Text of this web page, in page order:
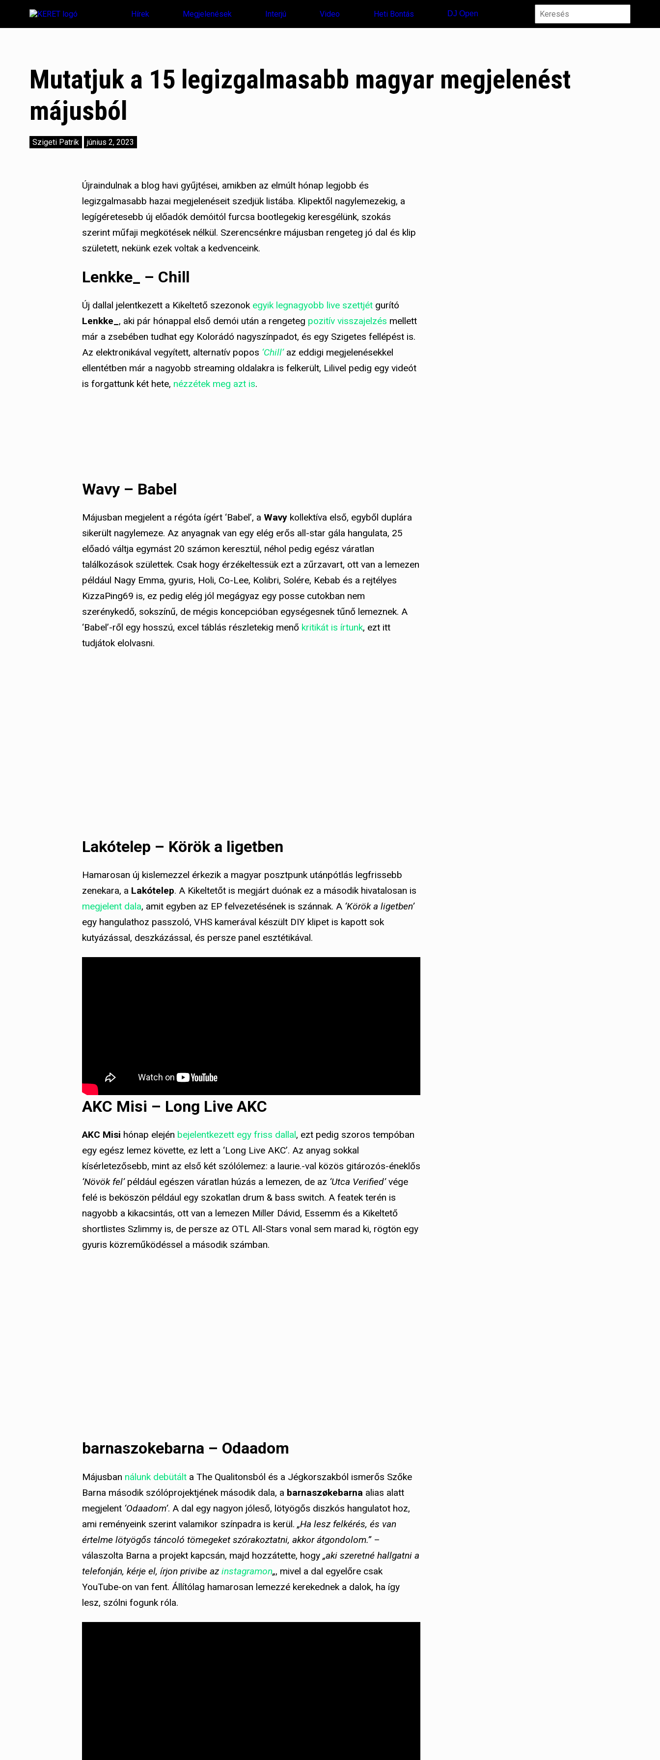
Hírek Megjelenések Interjú Video Heti Bontás DJ Open
Mutatjuk a 15 legizgalmasabb magyar megjelenést
májusból
Szigeti Patrik június 2, 2023
Újraindulnak a blog havi gyűjtései, amikben az elmúlt hónap legjobb és
legizgalmasabb hazai megjelenéseit szedjük listába. Klipektől nagylemezekig, a
legígéretesebb új előadók demóitól furcsa bootlegekig keresgélünk, szokás
szerint műfaji megkötések nélkül. Szerencsénkre májusban rengeteg jó dal és klip
született, nekünk ezek voltak a kedvenceink.
Lenkke_ – Chill
Új dallal jelentkezett a Kikeltető szezonok egyik legnagyobb live szettjét gurító
Lenkke_ , aki pár hónappal első demói után a rengeteg pozitív visszajelzés mellett
már a zsebében tudhat egy Kolorádó nagyszínpadot, és egy Szigetes fellépést is.
Az elektronikával vegyített, alternatív popos ‘Chill’az eddigi megjelenésekkel
ellentétben már a nagyobb streaming oldalakra is felkerült, Lilivel pedig egy videót
is forgattunk két hete, nézzétek meg azt is.
Wavy – Babel
Májusban megjelent a régóta ígért ‘Babel’, a Wavy kollektíva első, egyből duplára
sikerült nagylemeze. Az anyagnak van egy elég erős all-star gála hangulata, 25
előadó váltja egymást 20 számon keresztül, néhol pedig egész váratlan
találkozások születtek. Csak hogy érzékeltessük ezt a zűrzavart, ott van a lemezen
például Nagy Emma, gyuris, Holi, Co-Lee, Kolibri, Solére, Kebab és a rejtélyes
KizzaPing69 is, ez pedig elég jól megágyaz egy posse cutokban nem
szerénykedő, sokszínű, de mégis koncepcióban egységesnek tűnő lemeznek. A
‘Babel’-ről egy hosszú, excel táblás részletekig menő kritikát is írtunk, ezt itt
tudjátok elolvasni.
Lakótelep – Körök a ligetben
Hamarosan új kislemezzel érkezik a magyar posztpunk utánpótlás legfrissebb
zenekara, a Lakótelep. A Kikeltetőt is megjárt duónak ez a második hivatalosan is
megjelent dala, amit egyben az EP felvezetésének is szánnak. A ‘Körök a ligetben’
egy hangulathoz passzoló, VHS kamerával készült DIY klipet is kapott sok
kutyázással, deszkázással, és persze panel esztétikával.
AKC Misi – Long Live AKC
AKC Misi hónap elején bejelentkezett egy friss dallal, ezt pedig szoros tempóban
egy egész lemez követte, ez lett a ‘Long Live AKC’. Az anyag sokkal
kísérletezősebb, mint az első két szólólemez: a laurie.-val közös gitározós-éneklős
‘Növök fel’például egészen váratlan húzás a lemezen, de az ‘Utca Verified’vége
felé is beköszön például egy szokatlan drum & bass switch. A featek terén is
nagyobb a kikacsintás, ott van a lemezen Miller Dávid, Essemm és a Kikeltető
shortlistes Szlimmy is, de persze az OTL All-Stars vonal sem marad ki, rögtön egy
gyuris közreműködéssel a második számban.
barnaszokebarna – Odaadom
Májusban nálunk debütált a The Qualitonsból és a Jégkorszakból ismerős Szőke
Barna második szólóprojektjének második dala, a barnaszøkebarna alias alatt
megjelent ‘Odaadom’. A dal egy nagyon jóleső, lötyögős diszkós hangulatot hoz,
ami reményeink szerint valamikor színpadra is kerül. „Ha lesz felkérés, és van
értelme lötyögős táncoló tömegeket szórakoztatni, akkor átgondolom.”–
válaszolta Barna a projekt kapcsán, majd hozzátette, hogy „aki szeretné hallgatni a
telefonján, kérje el, írjon privibe az instagramon„, mivel a dal egyelőre csak
YouTube-on van fent. Állítólag hamarosan lemezzé kerekednek a dalok, ha így
lesz, szólni fogunk róla.